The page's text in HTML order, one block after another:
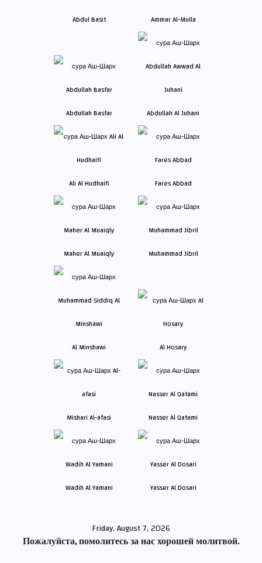
Abdul Basit Ammar Al-Mulla
Abdullah Basfar Abdullah Al Juhani
Ali Al Hudhaifi Fares Abbad
Maher Al Muaiqly Muhammad Jibril
Al Minshawi Al Hosary
Mishari Al-afasi Nasser Al Qatami
Wadih Al Yamani Yasser Al Dosari
Friday, August 7, 2026
Пожалуйста, помолитесь за нас хорошей молитвой.